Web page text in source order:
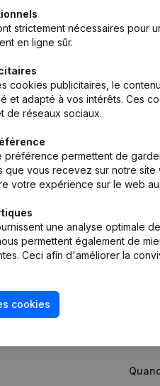
Social(NL)
Constitution (Nouvelle
strictement nécessaires pour
en ligne sûr.
cookies publicitaires, le
et adapté à vos intérêts. Ces
de réseaux sociaux.
préférence permettent de
que vous recevez sur notre
votre expérience sur le web
une analyse optimale
permettent également de
Ceci afin d'améliorer la
cookies